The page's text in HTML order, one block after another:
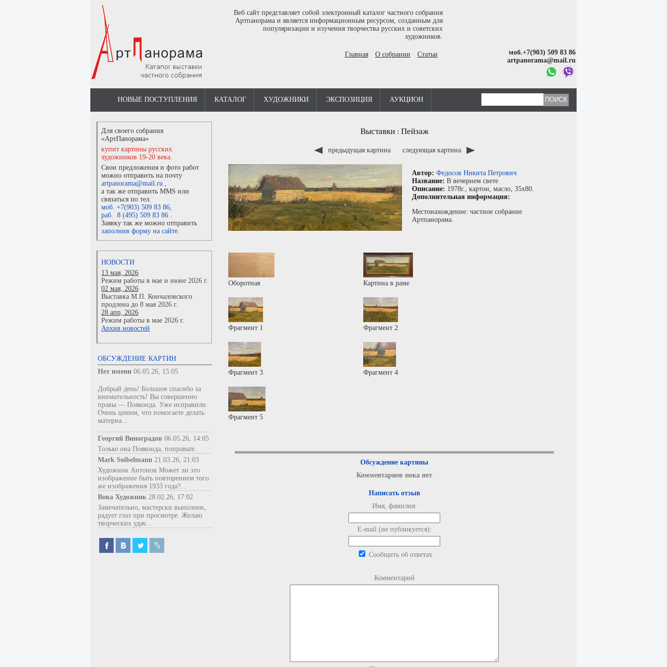
Веб сайт представляет собой электронный каталог частного собрания
Артпанорама и является информационным ресурсом, созданным для
популяризации и изучения творчества русских и советских
художников.
Главная О собрании Статьи
моб.+7(903) 509 83 86
artpanorama@mail.ru
НОВЫЕ ПОСТУПЛЕНИЯ КАТАЛОГ ХУДОЖНИКИ ЭКСПОЗИЦИЯ АУКЦИОН
Для своего собрания
«АртПанорама»
купит картины русских
художников 19-20 века.
Свои предложения и фото работ
можно отправить на почту
artpanorama@mail.ru ,
а так же отправить MMS или
связаться по тел.
моб. +7(903) 509 83 86,
раб. 8 (495) 509 83 86 .
Заявку так же можно отправить
заполнив форму на сайте.
НОВОСТИ
13 мая, 2026
Режим работы в мае и июне 2026 г.
02 мая, 2026
Выставка М.П. Кончаловского
продлена до 8 мая 2026 г.
28 апр, 2026
Режим работы в мае 2026 г.
Архив новостей
ОБСУЖДЕНИЕ КАРТИН
Нет имени 06.05.26, 15:05
Добрый день! Большое спасибо за
внимательность! Вы совершенно
правы — Пояконда. Уже исправили.
Очень ценим, что помогаете делать
материа...
Георгий Виноградов 06.05.26, 14:05
Только она Пояконда, поправьте.
Mark Soibelmann 21.03.26, 21:03
Художник Антонов Может ли это
изображение быть повторением того
же изображения 1933 года?...
Вова Художник 28.02.26, 17:02
Замечательно, мастерски выполнен,
радует глаз при просмотре. Желаю
творческих удач...
Выставки: Пейзаж
предыдущая картина следующая картина
Автор: Федосов Никита Петрович
Название: В вечернем свете
Описание: 1978г., картон, масло, 35x80.
Дополнительная информация:
Местонахождение: частное собрание
Артпанорама.
Оборотная Картина в раме
Фрагмент 1 Фрагмент 2
Фрагмент 3 Фрагмент 4
Фрагмент 5
Обсуждение картины
Комментариев пока нет
Написать отзыв
Имя, фамилия:
E-mail (не публикуется):
Сообщить об ответах
Комментарий